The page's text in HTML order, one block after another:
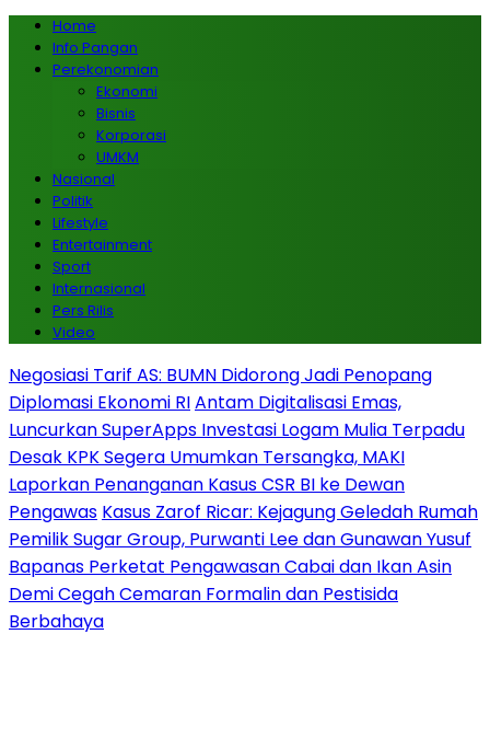
Home
Info Pangan
Perekonomian
Ekonomi
Bisnis
Korporasi
UMKM
Nasional
Politik
Lifestyle
Entertainment
Sport
Internasional
Pers Rilis
Video
Negosiasi Tarif AS: BUMN Didorong Jadi Penopang
Diplomasi Ekonomi RIAntam Digitalisasi Emas,
Luncurkan SuperApps Investasi Logam Mulia Terpadu
Desak KPK Segera Umumkan Tersangka, MAKI
Laporkan Penanganan Kasus CSR BI ke Dewan
Pengawas Kasus Zarof Ricar: Kejagung Geledah Rumah
Pemilik Sugar Group, Purwanti Lee dan Gunawan Yusuf
Bapanas Perketat Pengawasan Cabai dan Ikan Asin
Demi Cegah Cemaran Formalin dan Pestisida
Berbahaya